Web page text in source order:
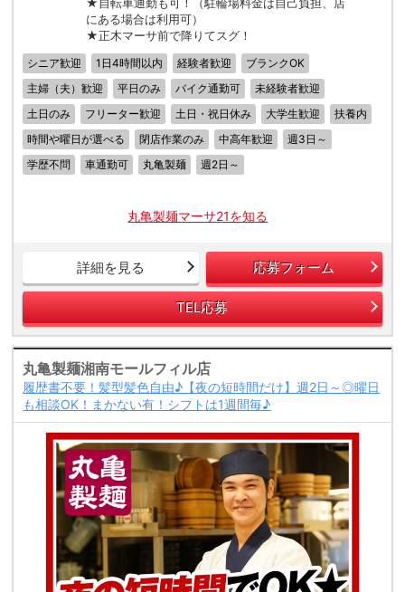
にある場合は利用可）
★正木マーサ前で降りてスグ！
シニア歓迎 1日4時間以内 経験者歓迎
ブランクOK
主婦（夫）歓迎
平日のみ バイク通勤可
未経験者歓迎
土日のみ
フリーター歓迎 土日・祝日休み 大学生歓迎
扶養内
時間や曜日が選べる
閉店作業のみ 中高年歓迎
週3日～
学歴不問
車通勤可 丸亀製麺 週2日～
丸亀製麺マーサ21を知る
詳細を見る 応募フォーム
TEL応募
丸亀製麺湘南モールフィル店
履歴書不要！髪型髪色自由♪【夜の短時間だけ】週2日～◎曜日
も相談OK！まかない有！シフトは1週間毎♪